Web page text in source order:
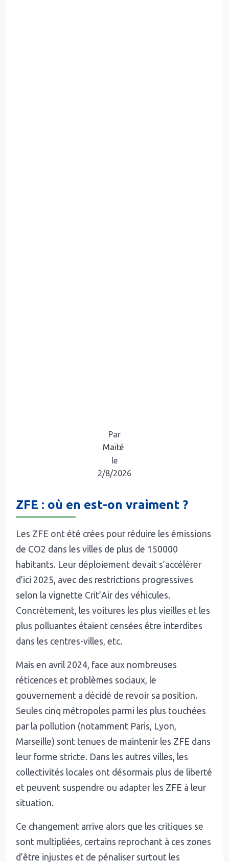
Par
Maïté
le
2/8/2026
ZFE : où en est-on vraiment ?
Les ZFE ont été crées pour réduire les émissions
de CO2 dans les villes de plus de 150000
habitants. Leur déploiement devait s’accélérer
d’ici 2025, avec des restrictions progressives
selon la vignette Crit’Air des véhicules.
Concrètement, les voitures les plus vieilles et les
plus polluantes étaient censées être interdites
dans les centres-villes, etc.
Mais en avril 2024, face aux nombreuses
réticences et problèmes sociaux, le
gouvernement a décidé de revoir sa position.
Seules cinq métropoles parmi les plus touchées
par la pollution (notamment Paris, Lyon,
Marseille) sont tenues de maintenir les ZFE dans
leur forme stricte. Dans les autres villes, les
collectivités locales ont désormais plus de liberté
et peuvent suspendre ou adapter les ZFE à leur
situation.
Ce changement arrive alors que les critiques se
sont multipliées, certains reprochant à ces zones
d’être injustes et de pénaliser surtout les